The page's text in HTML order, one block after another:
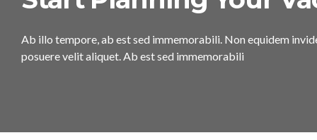
Ab illo tempore, ab est sed immemorabili. Non equidem
posuere velit aliquet. Ab est sed immemorabili